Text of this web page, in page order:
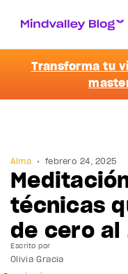
Transforma tu
Alma febrero 24, 2025
técnicas
de cero al
Escrito por
Olivia Gracia